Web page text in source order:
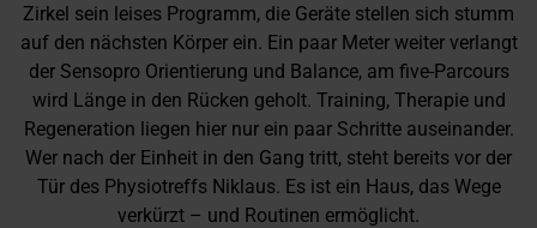
Zirkel sein leises Programm, die Geräte stellen sich stumm
auf den nächsten Körper ein. Ein paar Meter weiter verlangt
der Sensopro Orientierung und Balance, am five-Parcours
wird Länge in den Rücken geholt. Training, Therapie und
Regeneration liegen hier nur ein paar Schritte auseinander.
Wer nach der Einheit in den Gang tritt, steht bereits vor der
Tür des Physiotreffs Niklaus. Es ist ein Haus, das Wege
verkürzt – und Routinen ermöglicht.